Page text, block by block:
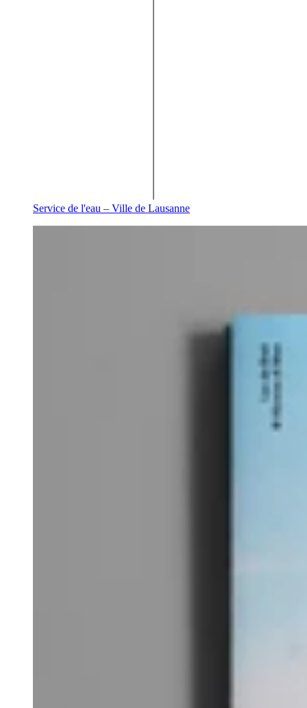
Service de l'eau – Ville de Lausanne